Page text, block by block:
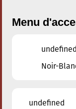
Menu
undefined
Noir-
undefined